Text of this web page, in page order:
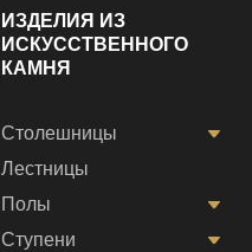
ИЗДЕЛИЯ ИЗ
ИСКУССТВЕННОГО
КАМНЯ
Столешницы
Лестницы
Полы
Ступени